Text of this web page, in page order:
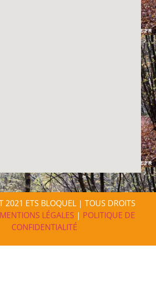
2021 ETS BLOQUEL | TOUS DROITS
MENTIONS LÉGALES | POLITIQUE DE
CONFIDENTIALITÉ